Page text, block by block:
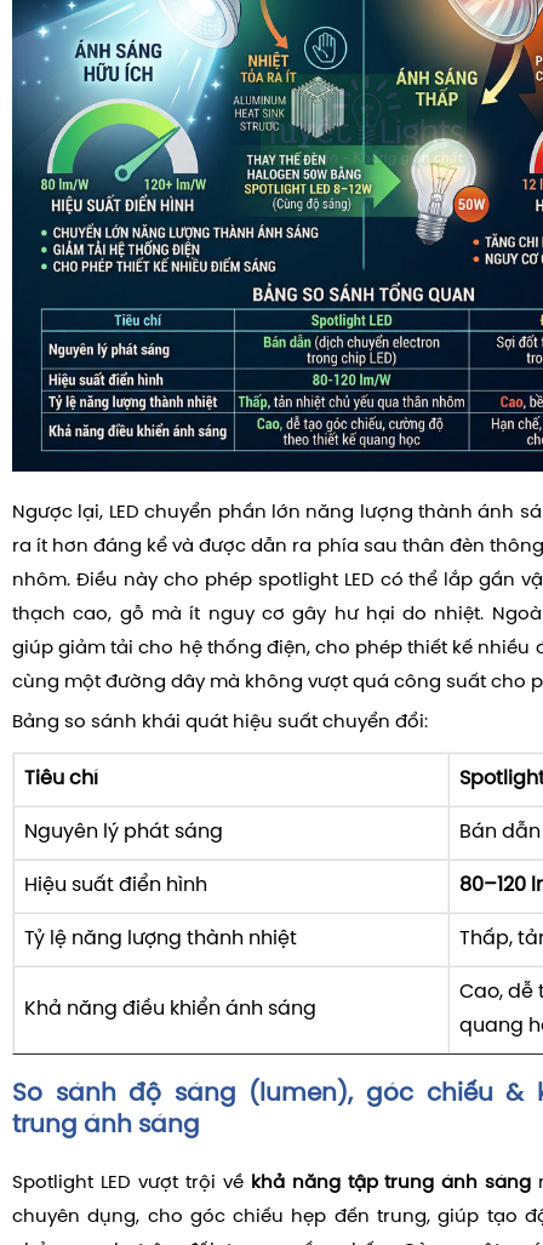
Ngược lại, LED chuyển phần lớn năng lượng thành ánh
ra ít hơn đáng kể và được dẫn ra phía sau thân đèn
nhôm. Điều này cho phép spotlight LED có thể lắp gần
thạch cao, gỗ mà ít nguy cơ gây hư hại do nhiệt.
giúp giảm tải cho hệ thống điện, cho phép thiết kế nhiều
cùng một đường dây mà không vượt quá công suất cho
Bảng so sánh khái quát hiệu suất chuyển đổi:
Tiêu chí Spotlight
Nguyên lý phát sáng Bán
Hiệu suất điển hình 80–120
Tỷ lệ năng lượng thành nhiệt Thấp,
Khả năng điều khiển ánh sáng
Cao, dễ
quang
So sánh độ sáng (lumen), góc chiếu &
trung ánh sáng
Spotlight LED vượt trội về khả năng tập trung ánh sáng
chuyên dụng, cho góc chiếu hẹp đến trung, giúp tạo